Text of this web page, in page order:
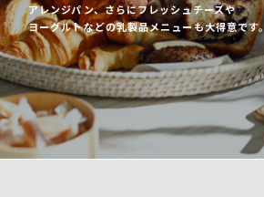
アレンジパン、さらにフレッシュチーズや
ヨーグルトなどの乳製品メニューも大得意です。